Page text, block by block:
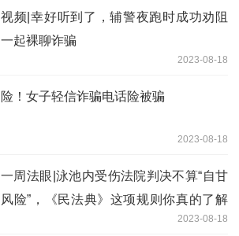
视频|幸好听到了，辅警夜跑时成功劝阻
一起裸聊诈骗
2023-08-18
险！女子轻信诈骗电话险被骗
2023-08-18
一周法眼|泳池内受伤法院判决不算“自甘
风险”，《民法典》这项规则你真的了解
2023-08-18